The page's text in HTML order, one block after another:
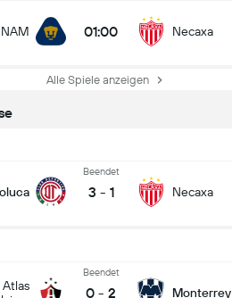
01:00 Necaxa
Alle Spiele anzeigen
Beendet
3 - 1 Necaxa
Atlas
Beendet
0 - 2 Monterrey